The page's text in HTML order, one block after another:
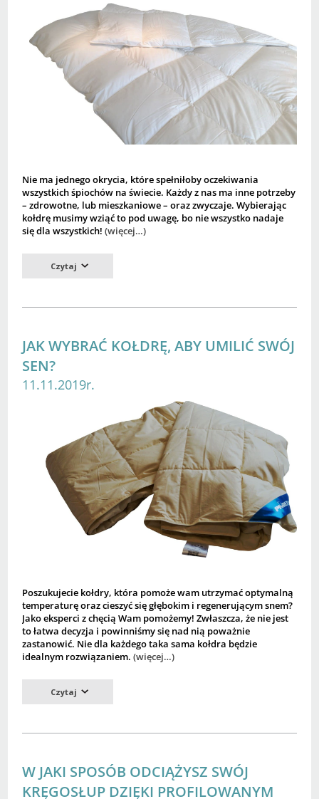
Nie ma jednego okrycia, które spełniłoby oczekiwania
wszystkich śpiochów na świecie. Każdy z nas ma inne potrzeby
– zdrowotne, lub mieszkaniowe – oraz zwyczaje. Wybierając
kołdrę musimy wziąć to pod uwagę, bo nie wszystko nadaje
się dla wszystkich!(więcej…)
Czytaj
JAK WYBRAĆ KOŁDRĘ, ABY UMILIĆ SWÓJ
SEN?
11.11.2019r.
Poszukujecie kołdry, która pomoże wam utrzymać optymalną
temperaturę oraz cieszyć się głębokim i regenerującym snem?
Jako eksperci z chęcią Wam pomożemy! Zwłaszcza, że nie jest
to łatwa decyzja i powinniśmy się nad nią poważnie
zastanowić. Nie dla każdego taka sama kołdra będzie
idealnym rozwiązaniem.(więcej…)
Czytaj
W JAKI SPOSÓB ODCIĄŻYSZ SWÓJ
KRĘGOSŁUP DZIĘKI PROFILOWANYM